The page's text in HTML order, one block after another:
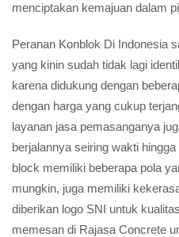
menciptakan kemajuan dalam
Peranan Konblok Di Indonesia
yang kinin sudah tidak lagi
karena didukung dengan
dengan harga yang cukup
layanan jasa pemasanganya
berjalannya seiring wakti
block memiliki beberapa pola
mungkin, juga memiliki
diberikan logo SNI untuk
memesan di Rajasa Concrete